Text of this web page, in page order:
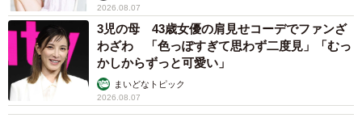
2026.08.07
3児の母 43歳女優の肩見せコーデでファンざ
わざわ 「色っぽすぎて思わず二度見」「むっ
かしからずっと可愛い」
まいどなトピック
2026.08.07